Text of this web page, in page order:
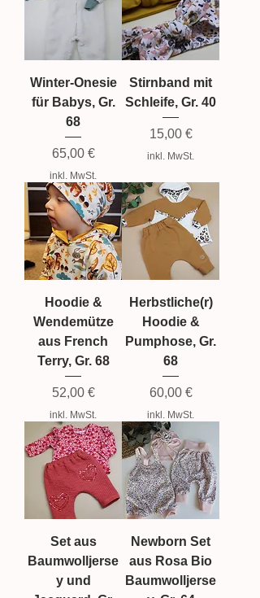
Winter-Onesie
für Babys, Gr.
68
Preis
65,00 €
inkl. MwSt.
Stirnband mit
Schleife, Gr. 40
Preis
15,00 €
inkl. MwSt.
Hoodie &
Wendemütze
aus French
Terry, Gr. 68
Preis
52,00 €
inkl. MwSt.
Herbstliche(r)
Hoodie &
Pumphose, Gr.
68
Preis
60,00 €
inkl. MwSt.
Set aus
Baumwolljerse
y und
Newborn Set
aus Rosa Bio
Baumwolljerse